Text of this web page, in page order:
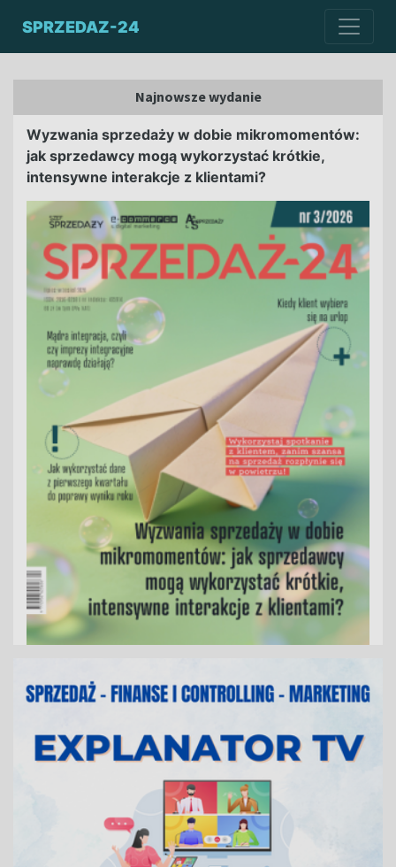
SPRZEDAZ-24
Najnowsze wydanie
Wyzwania sprzedaży w dobie mikromomentów:
jak sprzedawcy mogą wykorzystać krótkie,
intensywne interakcje z klientami?